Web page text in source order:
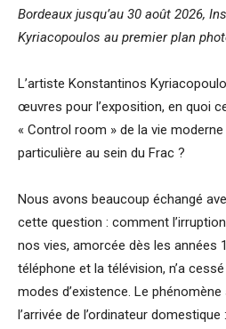
Bordeaux jusqu’au 30 août 2026,
Kyriacopoulos au premier plan
L’artiste Konstantinos
œuvres pour l’exposition, en quoi
« Control room » de la vie
particulière au sein du Frac ?
Nous avons beaucoup échangé
cette question : comment
nos vies, amorcée dès les années
téléphone et la télévision, n’a
modes d’existence. Le
l’arrivée de l’ordinateur